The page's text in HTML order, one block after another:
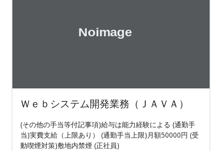
Ｗｅｂシステム開発業務（ＪＡＶＡ）
(その他の手当等付記事項)給与は能力経験による (通勤手
当)実費支給（上限あり） (通勤手当上限)月額50000円 (受
動喫煙対策)敷地内禁煙 (正社員)